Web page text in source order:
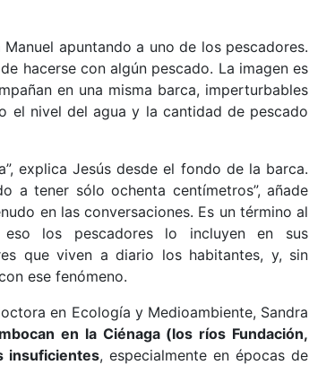
apuntando a uno de los pescadores.
hacerse con algún pescado. La imagen es
en una misma barca, imperturbables
el nivel del agua y la cantidad de pescado
explica Jesús desde el fondo de la barca.
a tener sólo ochenta centímetros”, añade
en las conversaciones. Es un término al
los pescadores lo incluyen en sus
que viven a diario los habitantes, y, sin
ese fenómeno.
en Ecología y Medioambiente, Sandra
en la Ciénaga (los ríos Fundación,
insuficientes, especialmente en épocas de